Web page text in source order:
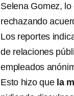
Selena Gomez, lo
rechazando
Los reportes
de relaciones
empleados
Esto hizo quela